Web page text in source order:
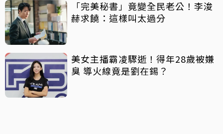
「完美秘書」竟變全民老公！李浚
赫求饒：這樣叫太過分
美女主播霸凌驟逝！得年28歲被嫌
臭 導火線竟是劉在錫？